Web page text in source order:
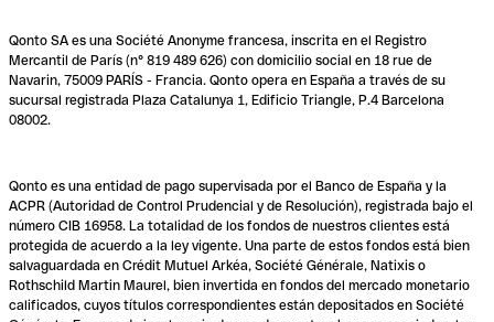
Qonto SA es una Société Anonyme francesa, inscrita en el Registro
Mercantil de París (n° 819 489 626) con domicilio social en 18 rue de
Navarin, 75009 PARÍS - Francia. Qonto opera en España a través de su
sucursal registrada Plaza Catalunya 1, Edificio Triangle, P.4 Barcelona
08002.
Qonto es una entidad de pago supervisada por el Banco de España y la
ACPR (Autoridad de Control Prudencial y de Resolución), registrada bajo el
número CIB 16958. La totalidad de los fondos de nuestros clientes está
protegida de acuerdo a la ley vigente. Una parte de estos fondos está bien
salvaguardada en Crédit Mutuel Arkéa, Société Générale, Natixis o
Rothschild Martin Maurel, bien invertida en fondos del mercado monetario
calificados, cuyos títulos correspondientes están depositados en Société